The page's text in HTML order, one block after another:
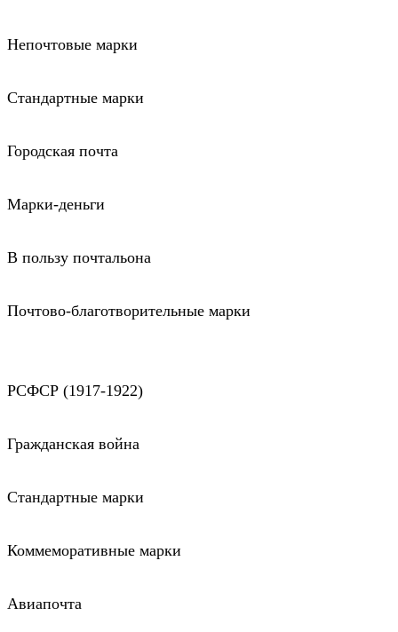
Непочтовые марки
Стандартные марки
Городская почта
Марки-деньги
В пользу почтальона
Почтово-благотворительные марки
РСФСР (1917-1922)
Гражданская война
Стандартные марки
Коммеморативные марки
Авиапочта